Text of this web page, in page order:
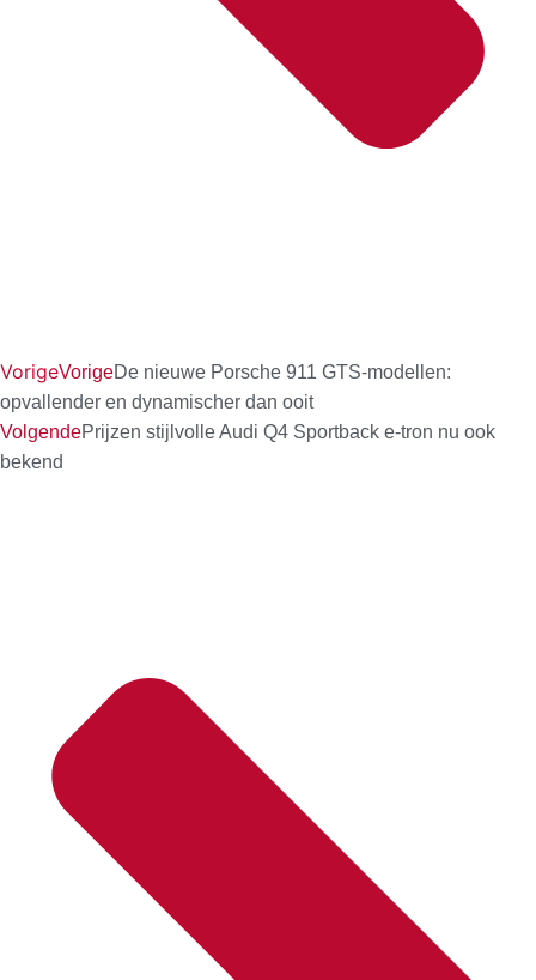
VorigeVorigeDe nieuwe Porsche 911 GTS-modellen:
opvallender en dynamischer dan ooit
VolgendePrijzen stijlvolle Audi Q4 Sportback e-tron nu ook
bekend